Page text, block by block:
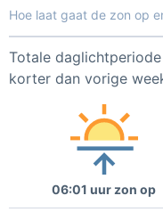
Hoe laat gaat de zon op
Totale
korter dan vorige
06:01 uur zon op